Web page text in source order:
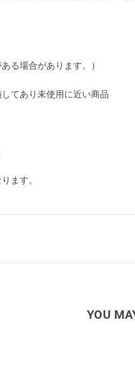
場合があります。）
あり未使用に近い商品
ます。
YOU